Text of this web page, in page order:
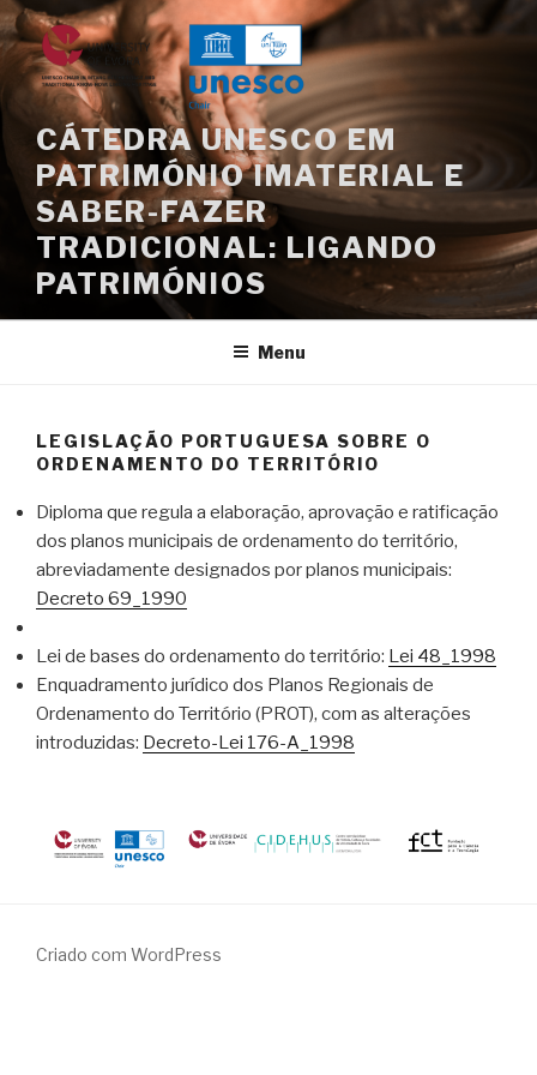
Saltar
para
conteúdo
CÁTEDRA UNESCO EM
PATRIMÓNIO IMATERIAL E
SABER-FAZER
TRADICIONAL: LIGANDO
PATRIMÓNIOS
Menu
LEGISLAÇÃO PORTUGUESA SOBRE O
ORDENAMENTO DO TERRITÓRIO
Diploma que regula a elaboração, aprovação e ratificação
dos planos municipais de ordenamento do território,
abreviadamente designados por planos municipais:
Decreto 69_1990
Lei de bases do ordenamento do território: Lei 48_1998
Enquadramento jurídico dos Planos Regionais de
Ordenamento do Território (PROT), com as alterações
introduzidas: Decreto-Lei 176-A_1998
Criado com WordPress